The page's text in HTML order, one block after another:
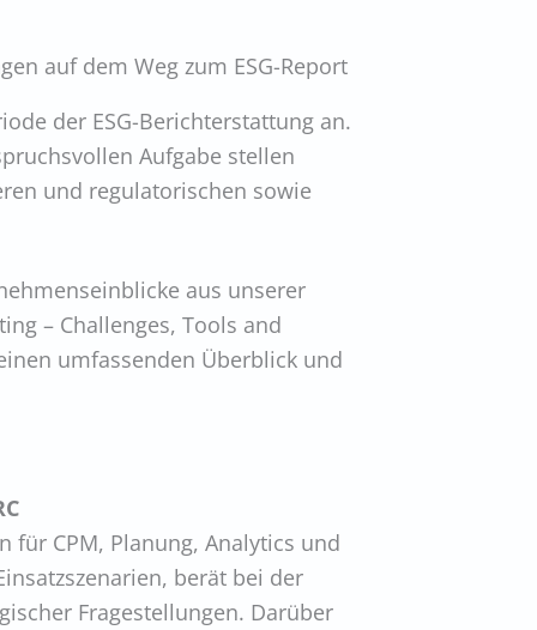
auf dem Weg zum ESG-Report
der ESG-Berichterstattung an.
Aufgabe stellen
und regulatorischen sowie
aus unserer
– Challenges, Tools and
umfassenden Überblick und
für CPM, Planung, Analytics und
berät bei der
Fragestellungen. Darüber